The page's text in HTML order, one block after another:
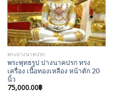
พระปางนาคปรก
พระพุทธรูป ปางนาคปรก ทรง
เครื่อง เนื้อทองเหลือง หน้าตัก 20
นิ้ว
75,000.00฿